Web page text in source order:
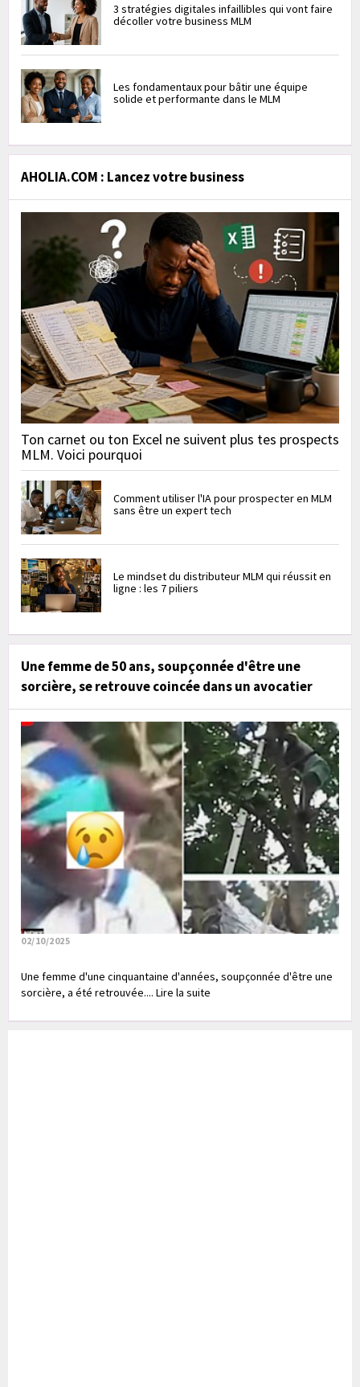
3 stratégies digitales infaillibles qui vont faire
décoller votre business MLM
Les fondamentaux pour bâtir une équipe
solide et performante dans le MLM
AHOLIA.COM : Lancez votre business
Ton carnet ou ton Excel ne suivent plus tes prospects
MLM. Voici pourquoi
Comment utiliser l'IA pour prospecter en MLM
sans être un expert tech
Le mindset du distributeur MLM qui réussit en
ligne : les 7 piliers
Une femme de 50 ans, soupçonnée d'être une
sorcière, se retrouve coincée dans un avocatier
02/10/2025
Une femme d'une cinquantaine d'années, soupçonnée d'être une
sorcière, a été retrouvée.... Lire la suite